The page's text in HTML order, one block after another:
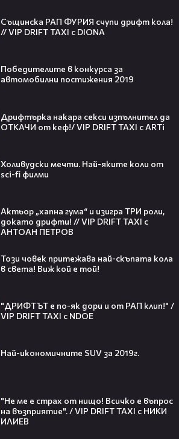
Същинска РАП ФУРИЯ счупи дрифт кола!
// VIP DRIFT TAXI с DIONA
Победителите в конкурса за
автомобилни постижения 2019
Дрифтърка накара секси изпълнител да
ОТКАЧИ от кеф!/ VIP DRIFT TAXI с ARTi
Холивудски мечти. Най-яките коли от
sci-fi филми
Актьор „хапна гума“ и изигра ТРИ роли,
докато дрифти! // VIP DRIFT TAXI с
АНТОАН ПЕТРОВ
Този човек притежава най-скъпата кола
в света! Виж кой е той!
"ДРИФТЪТ е по-як дори и от РАП клип!" /
VIP DRIFT TAXI с NDOE
Най-икономичните SUV за 2019г.
"Не ме е страх от нищо! Всичко е въпрос
на възприятие". / VIP DRIFT TAXI с НИКИ
ИЛИЕВ
IShowSpeed?! Истината зад
сделката, която разтърси целия
получава PC версията която
чакахме🎮🤩
Топ 5 игри, които ще ти дадат
Кристофър Нолан🤩🎮
футбол заедно с Мадона, Шакира
ANIVENTURE COMIC CON 2026:
Влязохме в друг свят!